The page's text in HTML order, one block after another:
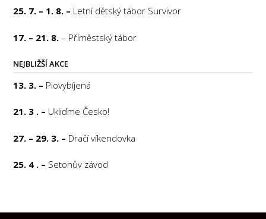
25. 7. – 1. 8. – Letní dětský tábor Survivor
17. – 21. 8. – Příměstský tábor
NEJBLIŽŠÍ AKCE
13. 3. – Piovybíjená
21. 3 . – Ukliďme Česko!
27. – 29. 3. – Dračí víkendovka
25. 4 . – Setonův závod